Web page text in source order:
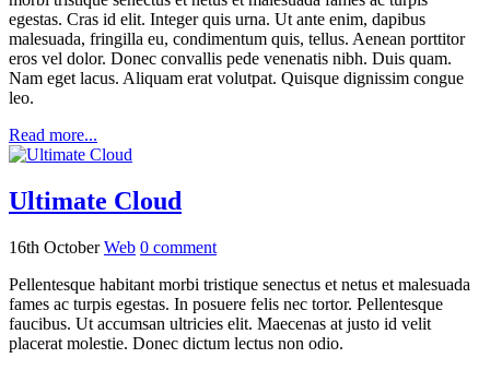
egestas. Cras id elit. Integer quis urna. Ut ante enim, dapibus
malesuada, fringilla eu, condimentum quis, tellus. Aenean porttitor
eros vel dolor. Donec convallis pede venenatis nibh. Duis quam.
Nam eget lacus. Aliquam erat volutpat. Quisque dignissim congue
leo.
Read more...
Ultimate Cloud
16th OctoberWeb 0 comment
Pellentesque habitant morbi tristique senectus et netus et malesuada
fames ac turpis egestas. In posuere felis nec tortor. Pellentesque
faucibus. Ut accumsan ultricies elit. Maecenas at justo id velit
placerat molestie. Donec dictum lectus non odio.